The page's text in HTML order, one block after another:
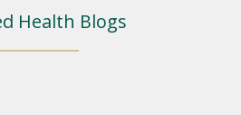
Health Blogs